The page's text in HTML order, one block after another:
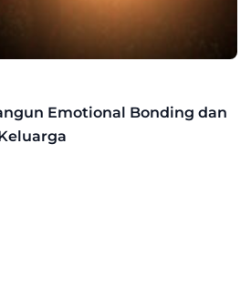
Emotional Bonding dan